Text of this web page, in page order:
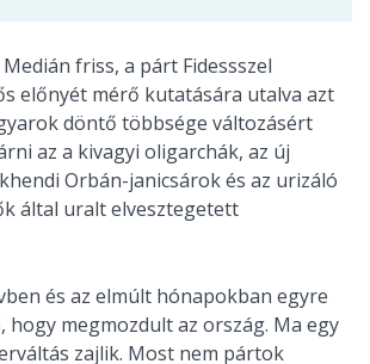
friss, a párt Fidessszel
előnyét mérő kutatására utalva azt
döntő többsége változásért
az a kivagyi oligarchák, az új
Orbán-janicsárok és az urizáló
által uralt elvesztegetett
és az elmúlt hónapokban egyre
hogy megmozdult az ország. Ma egy
zajlik. Most nem pártok